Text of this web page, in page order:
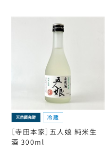
［寺田本家］五人娘 純米生
酒 300ml